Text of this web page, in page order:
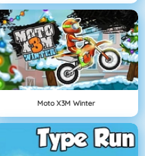
Moto X3M Winter